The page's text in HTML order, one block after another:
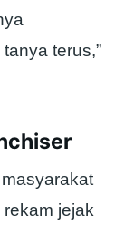
terus,”
jejak